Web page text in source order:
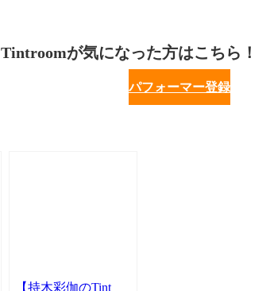
Tintroomが気になった方はこちら！
パフォーマー登録
【持木彩伽のTint